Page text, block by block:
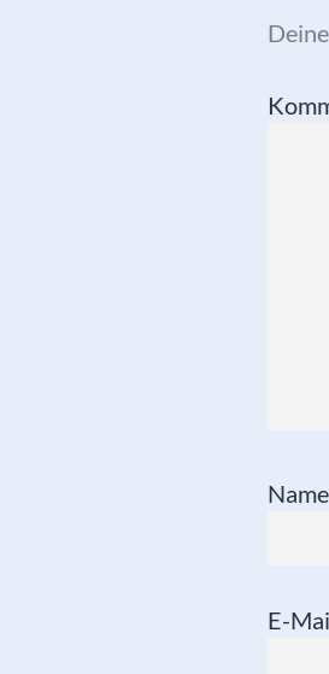
Name
E-